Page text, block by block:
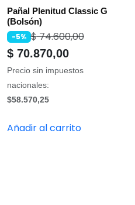
Pañal Plenitud Classic G
(Bolsón)
-5% $74.600,00
$ 70.870,00
Precio sin impuestos
nacionales:
$58.570,25
Añadir al carrito